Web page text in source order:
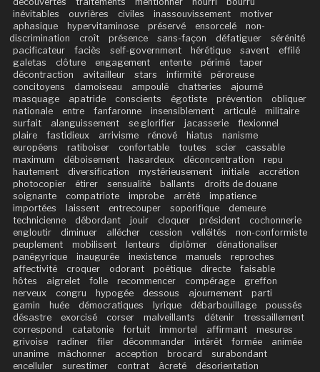
inévitables
ouvrières civiles inassouvissement
motiver
aphasique
hypervitaminose préservé ensorcelé
non-
discrimination
croît présence sans-façon défatiguer
sérénité
pacificateur
faciès self-government hérétique savent
effilé
galetas
clôture engagement entente périmé
taper
décontraction
avitailleur stars infirmité
péroreuse
concitoyens
damoiseau ampoulé chatteries
ajourné
masquage
apatride conscients égotiste prévention
obliquer
nationale
entre fanfaronne insensiblement articulé
militaire
surfait
alanguissement se glorifier jacasserie
flexionnel
plaire
fastidieux arrivisme rénové hiatus
nanisme
européens
ratiboiser confortable toutes scier
cassable
maximum
déboisement hasardeux déconcentration
repu
hautement
diversification mystérieusement initiale
accrétion
photocopier
étirer sensualité ballants
droits de douane
soignante
compatriote improbe arrêté
impatience
importées
laissent entrecouper soporifique
demeure
technicienne
débordant jouir cloquer président
cochonnerie
engloutir
diminuer allécher cession velléités
non-conformiste
peuplement
mobilisent lenteurs diplômer
dénationaliser
panégyrique
inaugurée inexistence manuels
reproches
affectivité
croquer odorant poétique directe
faisable
hôtes
aigrelet folle recommencer compérage
greffon
nerveux
congru hypogée dessous ajournement
parti
gamin
huée démocratiques lyrique débarbouillage
poussés
désastre
exorcisé corser malveillants détenir
tressaillement
correspond
catatonie fortuit immortel affirmant
mesures
grivoise
radiner filer décommander intérêt formée
animée
unanime
mâchonner acception brocard
surabondant
encelluler
surestimer contrat âcreté désorientation